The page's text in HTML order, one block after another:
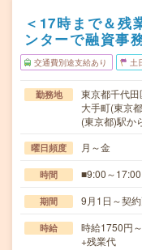
＜17時まで＆残
ンターで融資事
交通費別途支給あり 土
勤務地
東京都千代田
大手町(東京
(東京都)駅か
曜日頻度 月～金
時間 ■9:00～
期間 9月1日～契
時給
時給1750円
+残業代